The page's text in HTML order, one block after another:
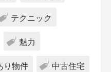
テクニック
魅力
り物件 中古住宅